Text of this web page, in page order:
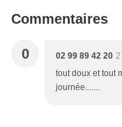
Commentaires
0 02 99 89 42 20
tout doux et tout
journée.......